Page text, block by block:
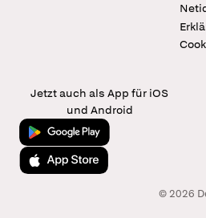
Jetzt auch als App für iOS
und Android
Jetzt bei Google Play
Laden im App Store
© 2026